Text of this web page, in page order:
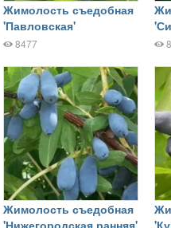
Жимолость съедобная
'Павловская'
8477
Жимолость съедобная